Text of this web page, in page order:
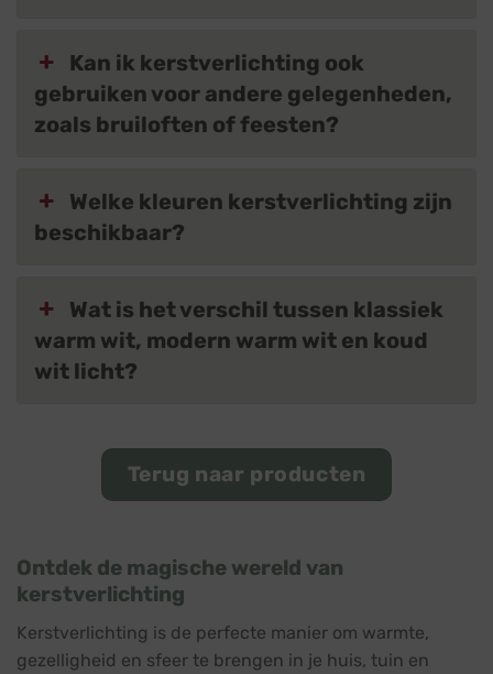
Kan ik kerstverlichting ook
gebruiken voor andere gelegenheden,
zoals bruiloften of feesten?
Welke kleuren kerstverlichting zijn
beschikbaar?
Wat is het verschil tussen klassiek
warm wit, modern warm wit en koud
wit licht?
Terug naar producten
Ontdek de magische wereld van
kerstverlichting
Kerstverlichting is de perfecte manier om warmte,
gezelligheid en sfeer te brengen in je huis, tuin en